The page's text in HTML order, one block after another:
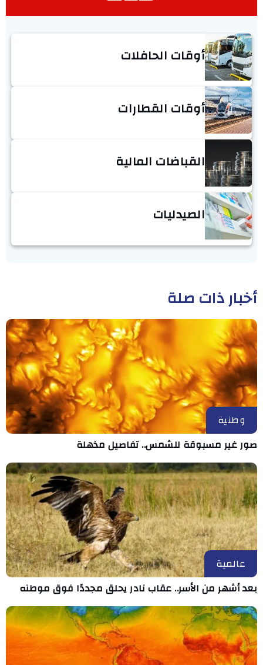
أوقات الحافلات
أوقات القطارات
القباضات المالية
الصيدليات
أخبار ذات صلة
وطنية
صور غير مسبوقة للشمس.. تفاصيل مذهلة
عالمية
بعد أشهر من الأسر.. عقاب نادر يحلق مجددًا فوق موطنه